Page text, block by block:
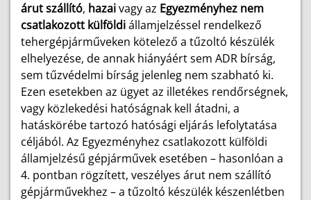
árut szállító, hazaivagy az Egyezményhez nem
csatlakozott külföldiállamjelzéssel rendelkező
tehergépjárműveken kötelező a tűzoltó készülék
elhelyezése, de annak hiányáért sem ADR bírság,
sem tűzvédelmi bírság jelenleg nem szabható ki.
Ezen esetekben az ügyet az illetékes rendőrségnek,
vagy közlekedési hatóságnak kell átadni, a
hatáskörébe tartozó hatósági eljárás lefolytatása
céljából. Az Egyezményhez csatlakozott külföldi
államjelzésű gépjárművek esetében – hasonlóan a
4. pontban rögzített, veszélyes árut nem szállító
gépjárművekhez – a tűzoltó készülék készenlétben